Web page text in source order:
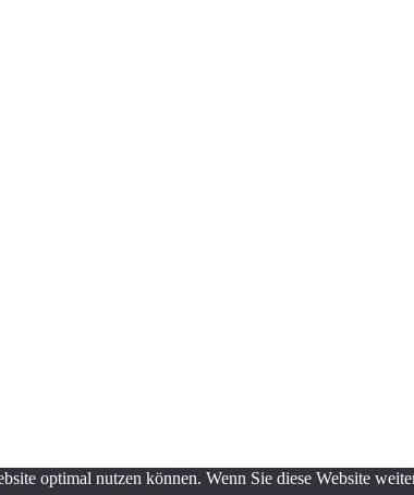
optimal nutzen können. Wenn Sie diese Website